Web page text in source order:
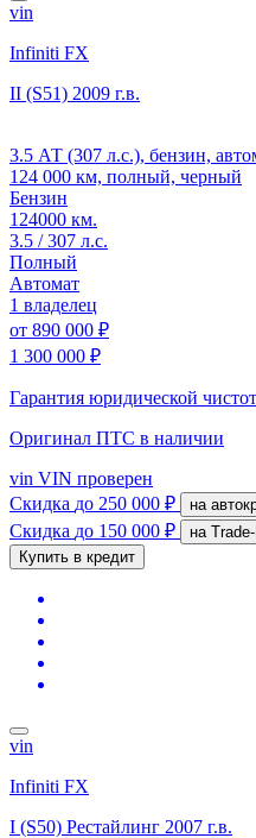
vin
Infiniti FX
II (S51) 2009 г.в.
3.5 АТ (307 л.с.), бензин,
124 000 км, полный, черный
Бензин
124000 км.
3.5 / 307 л.с.
Полный
Автомат
1 владелец
от 890 000 ₽
1 300 000 ₽
Гарантия юридической
Оригинал ПТС в наличии
vin VIN проверен
Скидка до 250 000 ₽ на
Скидка до 150 000 ₽
на
Купить в кредит
vin
Infiniti FX
I (S50) Рестайлинг 2007 г.в.